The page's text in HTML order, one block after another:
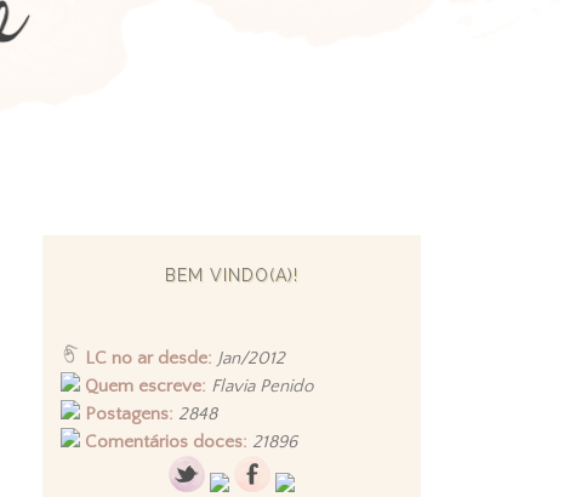
BEM VINDO(A)!
LC no ar desde: Jan/2012
Quem escreve: Flavia Penido
Postagens: 2848
Comentários doces: 21896